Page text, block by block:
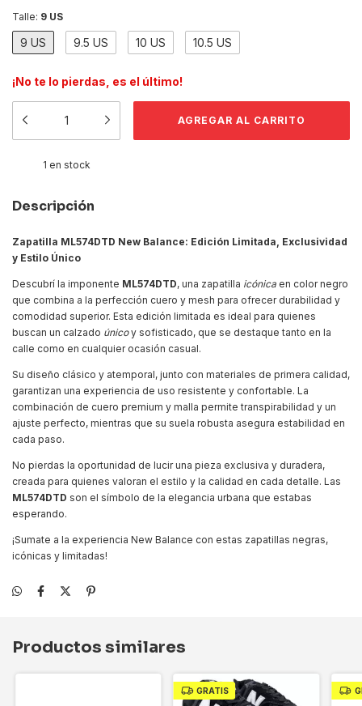
Talle: 9 US
9 US 9.5 US 10 US 10.5 US
¡No te lo pierdas, es el último!
1 en stock
Descripción
Zapatilla ML574DTD New Balance: Edición Limitada, Exclusividad
y Estilo Único
Descubrí la imponente ML574DTD, una zapatilla icónica en color negro
que combina a la perfección cuero y mesh para ofrecer durabilidad y
comodidad superior. Esta edición limitada es ideal para quienes
buscan un calzado únicoy sofisticado, que se destaque tanto en la
calle como en cualquier ocasión casual.
Su diseño clásico y atemporal, junto con materiales de primera calidad,
garantizan una experiencia de uso resistente y confortable. La
combinación de cuero premium y malla permite transpirabilidad y un
ajuste perfecto, mientras que su suela robusta asegura estabilidad en
cada paso.
No pierdas la oportunidad de lucir una pieza exclusiva y duradera,
creada para quienes valoran el estilo y la calidad en cada detalle. Las
ML574DTD son el símbolo de la elegancia urbana que estabas
esperando.
¡Sumate a la experiencia New Balance con estas zapatillas negras,
icónicas y limitadas!
Productos similares
GRATIS